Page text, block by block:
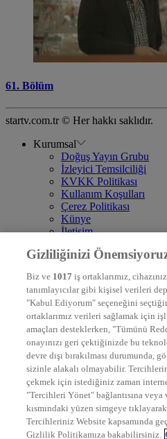
61. Bölüm
startv.com.tr © Her hakkı saklıdır.
Kurumsal
Doğuş Yayın Grubu
İzleyici Temsilciliği
KVKK Politikası
Kullanım Koşulları
Çerez Politikası
Künye
İletişim
DYG Televizyonlar
STAR
EURO STAR
KRAL POP TV
DYG Radyolar
NTV RADYO
KRAL FM
KRAL POP
EKSEN
VOYAGE
DYG Dijital
ntv.com.tr
ntvspor.net
secim.ntv.com.tr
Gizliliğinizi
Biz ve 1017 iş ortaklarımız,
tanımlayıcılar gibi kişisel verileri
"Kabul Ediyorum" seçeneğini
ortaklarımız verileri sağlamak için
amaçları desteklerken, "Tümünü
onayınızı geri çektiğinizde bu
devre dışı bırakılması durumunda,
sizinle alakalı olmayabilir.
çekmek için istediğiniz zaman
"Tercihleri Yönet" bağlantısına veya
kısmındaki yüzen simgeye
Tercihleriniz Website kapsamında
Gizlilik Politikamıza bakabilirsiniz.